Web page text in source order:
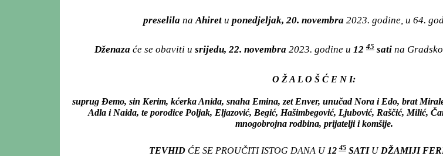
preselila naAhiret u ponedjeljak, 20. novembra 2023. godine, u 64.
Dženaza će se obaviti u srijedu, 22. novembra 2023. godine u 12 45 sati na
O Ž A L O Š Ć E N I:
suprug Đemo, sin Kerim, kćerka Anida, snaha Emina, zet Enver, unučad Nora i Edo, brat
Adla i Naida, te porodice Poljak, Eljazović, Begić, Hašimbegović, Ljubović, Raščić, Milić,
mnogobrojna rodbina, prijatelji i komšije.
TEVHID ĆE SE PROUČITI ISTOG DANA U 1245SATIU DŽAMIJI